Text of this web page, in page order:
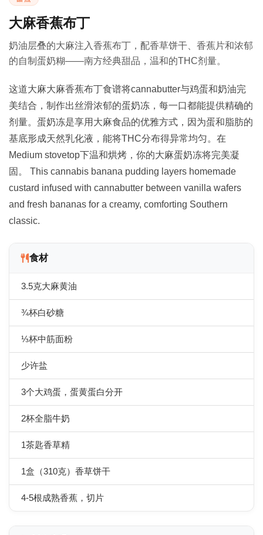
大麻香蕉布丁
奶油层叠的大麻注入香蕉布丁，配香草饼干、香蕉片和浓郁
的自制蛋奶糊——南方经典甜品，温和的THC剂量。
这道大麻大麻香蕉布丁食谱将cannabutter与鸡蛋和奶油完
美结合，制作出丝滑浓郁的蛋奶冻，每一口都能提供精确的
剂量。蛋奶冻是享用大麻食品的优雅方式，因为蛋和脂肪的
基底形成天然乳化液，能将THC分布得异常均匀。在
Medium stovetop下温和烘烤，你的大麻蛋奶冻将完美凝
固。 This cannabis banana pudding layers homemade
custard infused with cannabutter between vanilla wafers
and fresh bananas for a creamy, comforting Southern
classic.
食材
3.5克大麻黄油
¾杯白砂糖
⅓杯中筋面粉
少许盐
3个大鸡蛋，蛋黄蛋白分开
2杯全脂牛奶
1茶匙香草精
1盒（310克）香草饼干
4-5根成熟香蕉，切片